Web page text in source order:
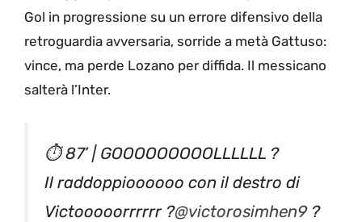
Gol in progressione su un errore difensivo della
retroguardia avversaria, sorride a metà Gattuso:
vince, ma perde Lozano per diffida. Il messicano
salterà l’Inter.
⏱ 87’ | GOOOOOOOOOLLLLLL ?
Il raddoppioooooo con il destro di
Victooooorrrrrr ?@victorosimhen9?